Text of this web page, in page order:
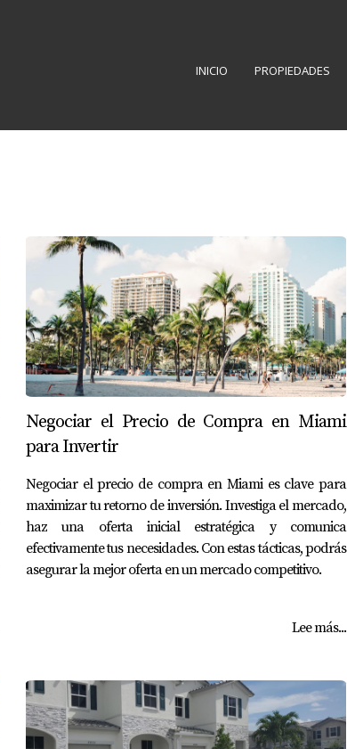
INICIO PROPIEDADES
Negociar el Precio de Compra en Miami
para Invertir
Negociar el precio de compra en Miami es clave para
maximizar tu retorno de inversión. Investiga el mercado,
haz una oferta inicial estratégica y comunica
efectivamente tus necesidades. Con estas tácticas, podrás
asegurar la mejor oferta en un mercado competitivo.
Lee más...